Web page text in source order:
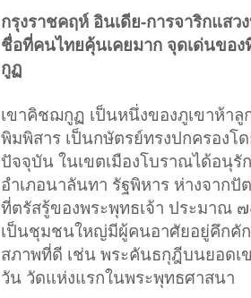
กรุงราชคฤห์ อินเดีย-การจาริกแส
ชื่อที่คนไทยคุ้นเคยมาก จุดเด่นขอ
กูฏ
เขาคิชฌกูฏ เป็นหนึ่งของภูเขาห้าลู
พิมพิสาร เป็นกษัตรย์ทรงปกครองโ
ปัจจุบัน ในเขตเมืองโบราณได้อนุรั
อำเภอนาลันทา รัฐพิหาร ห่างจาก
ที่ตรัสรู้ของพระพุทธเจ้า ประมาณ ๗
เป็นชุมชนใหญ่มีผู้คนอาศัยอยู่คึกคัก
สภาพที่ดี เช่น พระคันธกุฎีบนยอดเ
วัน วัดแห่งแรกในพระพุทธศาสนา